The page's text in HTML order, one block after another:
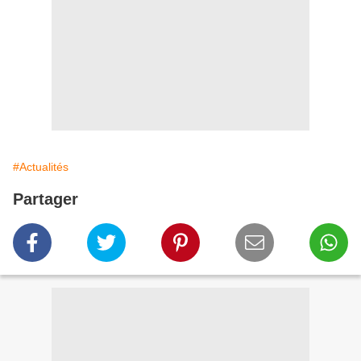
#Actualités
Partager